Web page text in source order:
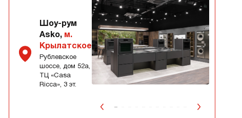
Шоу-рум
Asko, м.
Крылатское
Рублевское
шоссе, дом 52а,
ТЦ «Сasa
Ricca», 3 эт.